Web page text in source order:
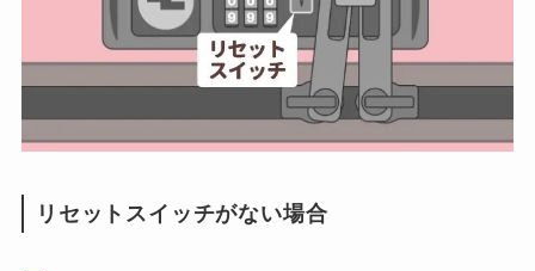
リセットスイッチがない場合